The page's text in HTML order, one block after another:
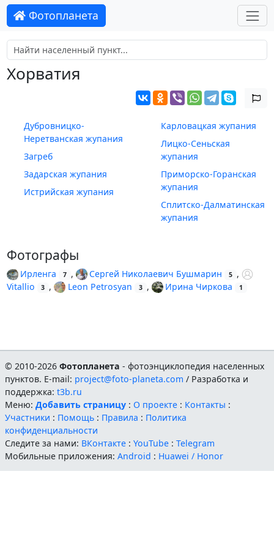
Фотопланета
Хорватия
Дубровницко-
Неретванская жупания
Загреб
Задарская жупания
Истрийская жупания
Карловацкая жупания
Лицко-Сеньская
жупания
Приморско-Горанская
жупания
Сплитско-Далматинская
жупания
Фотографы
Ирленга 7 , Сергей Николаевич Бушмарин 5 ,
Vitallio
3 , Leon Petrosyan 3 , Ирина Чиркова 1
© 2010-2026Фотопланета - фотоэнциклопедия населенных
пунктов. E-mail: project@foto-planeta.com / Разработка и
поддержка:t3b.ru
Меню:Добавить страницу : О проекте : Контакты :
Участники : Помощь : Правила : Политика
конфиденциальности
Следите за нами: ВКонтакте :YouTube :Telegram
Мобильные приложения:Android : Huawei / Honor